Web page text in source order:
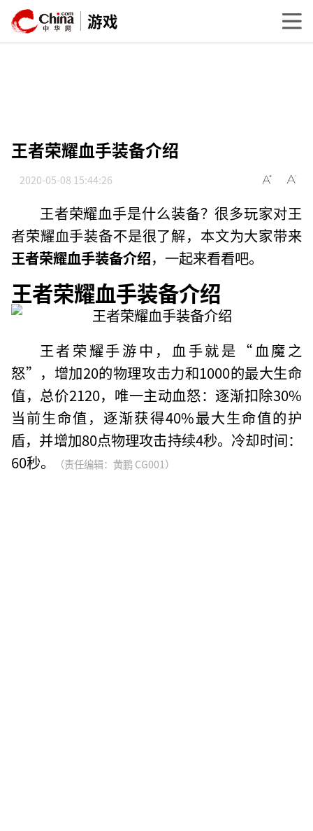
游戏
王者荣耀血手装备介绍
2020-05-08 15:44:26
王者荣耀血手是什么装备？很多玩家对王
者荣耀血手装备不是很了解，本文为大家带来
王者荣耀血手装备介绍，一起来看看吧。
王者荣耀血手装备介绍
王者荣耀手游中，血手就是“血魔之
怒”，增加20的物理攻击力和1000的最大生命
值，总价2120，唯一主动血怒：逐渐扣除30%
当前生命值，逐渐获得40%最大生命值的护
盾，并增加80点物理攻击持续4秒。冷却时间：
60秒。
（责任编辑：黄鹏 CG001）